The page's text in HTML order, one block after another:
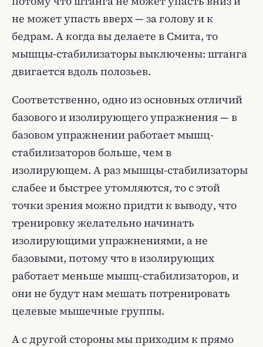
не может упасть вверх — за голову и к
бедрам. А когда вы делаете в Смита, то
мышцы-стабилизаторы выключены: штанга
двигается вдоль полозьев.
Соответственно, одно из основных отличий
базового и изолирующего упражнения — в
базовом упражнении работает мышц-
стабилизаторов больше, чем в
изолирующем. А раз мышцы-стабилизаторы
слабее и быстрее утомляются, то с этой
точки зрения можно придти к выводу, что
тренировку желательно начинать
изолирующими упражнениями, а не
базовыми, потому что в изолирующих
работает меньше мышц-стабилизаторов, и
они не будут нам мешать потренировать
целевые мышечные группы.
А с другой стороны мы приходим к прямо